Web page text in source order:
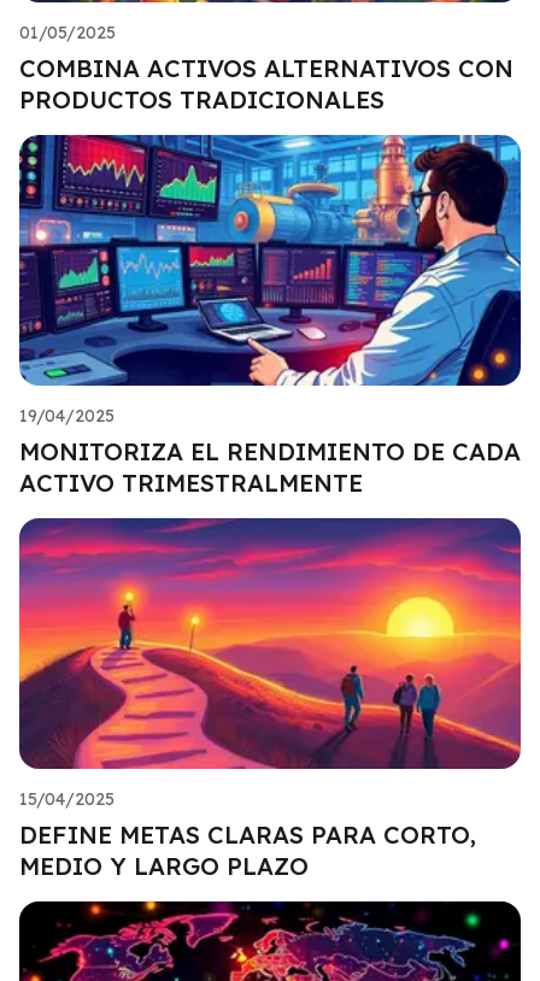
01/05/2025
COMBINA ACTIVOS ALTERNATIVOS CON
PRODUCTOS TRADICIONALES
19/04/2025
MONITORIZA EL RENDIMIENTO DE CADA
ACTIVO TRIMESTRALMENTE
15/04/2025
DEFINE METAS CLARAS PARA CORTO,
MEDIO Y LARGO PLAZO